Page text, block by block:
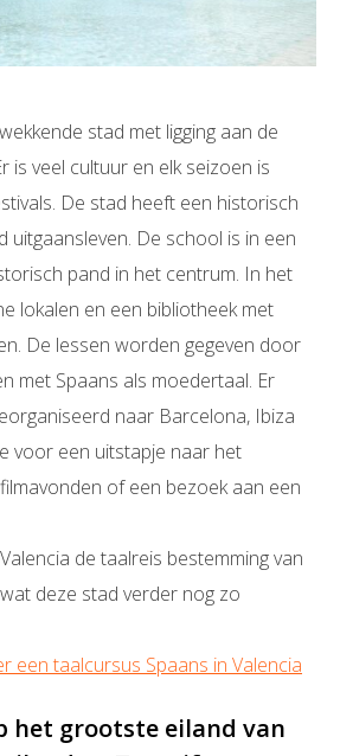
stad met ligging aan de
is veel cultuur en elk seizoen is
De stad heeft een historisch
uitgaansleven. De school is in een
pand in het centrum. In het
lokalen en een bibliotheek met
De lessen worden gegeven door
met Spaans als moedertaal. Er
naar Barcelona, Ibiza
voor een uitstapje naar het
of een bezoek aan een
de taalreis bestemming van
deze stad verder nog zo
een taalcursus Spaans in Valencia
het grootste eiland van